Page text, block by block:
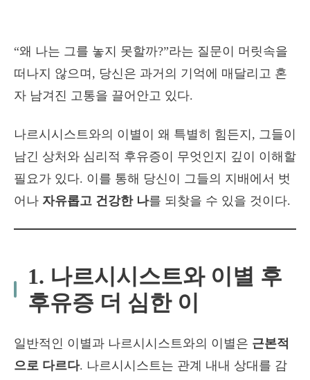
“왜 나는 그를 놓지 못할까?”라는 질문이 머릿속을
떠나지 않으며, 당신은 과거의 기억에 매달리고 혼
자 남겨진 고통을 끌어안고 있다.
나르시시스트와의 이별이 왜 특별히 힘든지, 그들이
남긴 상처와 심리적 후유증이 무엇인지 깊이 이해할
필요가 있다. 이를 통해 당신이 그들의 지배에서 벗
어나 자유롭고 건강한 나를 되찾을 수 있을 것이다.
1. 나르시시스트와 이별 후
후유증 더 심한 이
일반적인 이별과 나르시시스트와의 이별은 근본적
으로 다르다. 나르시시스트는 관계 내내 상대를 감